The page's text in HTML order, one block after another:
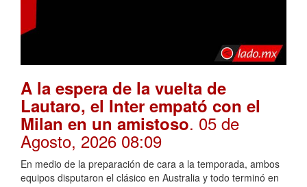
A la espera de la vuelta de
Lautaro, el Inter empató con el
Milan en un amistoso. 05 de
Agosto, 2026 08:09
En medio de la preparación de cara a la temporada, ambos
equipos disputaron el clásico en Australia y todo terminó en